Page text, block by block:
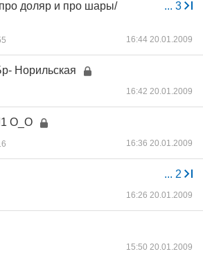
... 3
про доляр и про шары/
16:44 20.01.2009
Норильская
16:42 20.01.2009
О_О
16:36 20.01.2009
... 2
16:26 20.01.2009
15:50 20.01.2009